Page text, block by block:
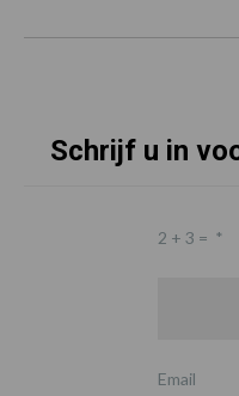
Schrijf u in
2 + 3 = *
Email